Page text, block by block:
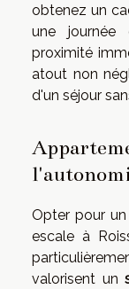
obtenez un
une
proximité
atout non
d'un séjour
Opter pour
escale à
valorisent un